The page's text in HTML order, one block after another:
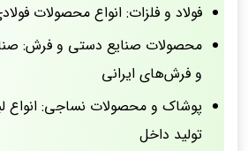
فولاد و فلزات: انواع محصولات
محصولات صنایع دستی و فرش:
و فرش‌های ایرانی
پوشاک و محصولات نساجی: انواع
تولید داخل